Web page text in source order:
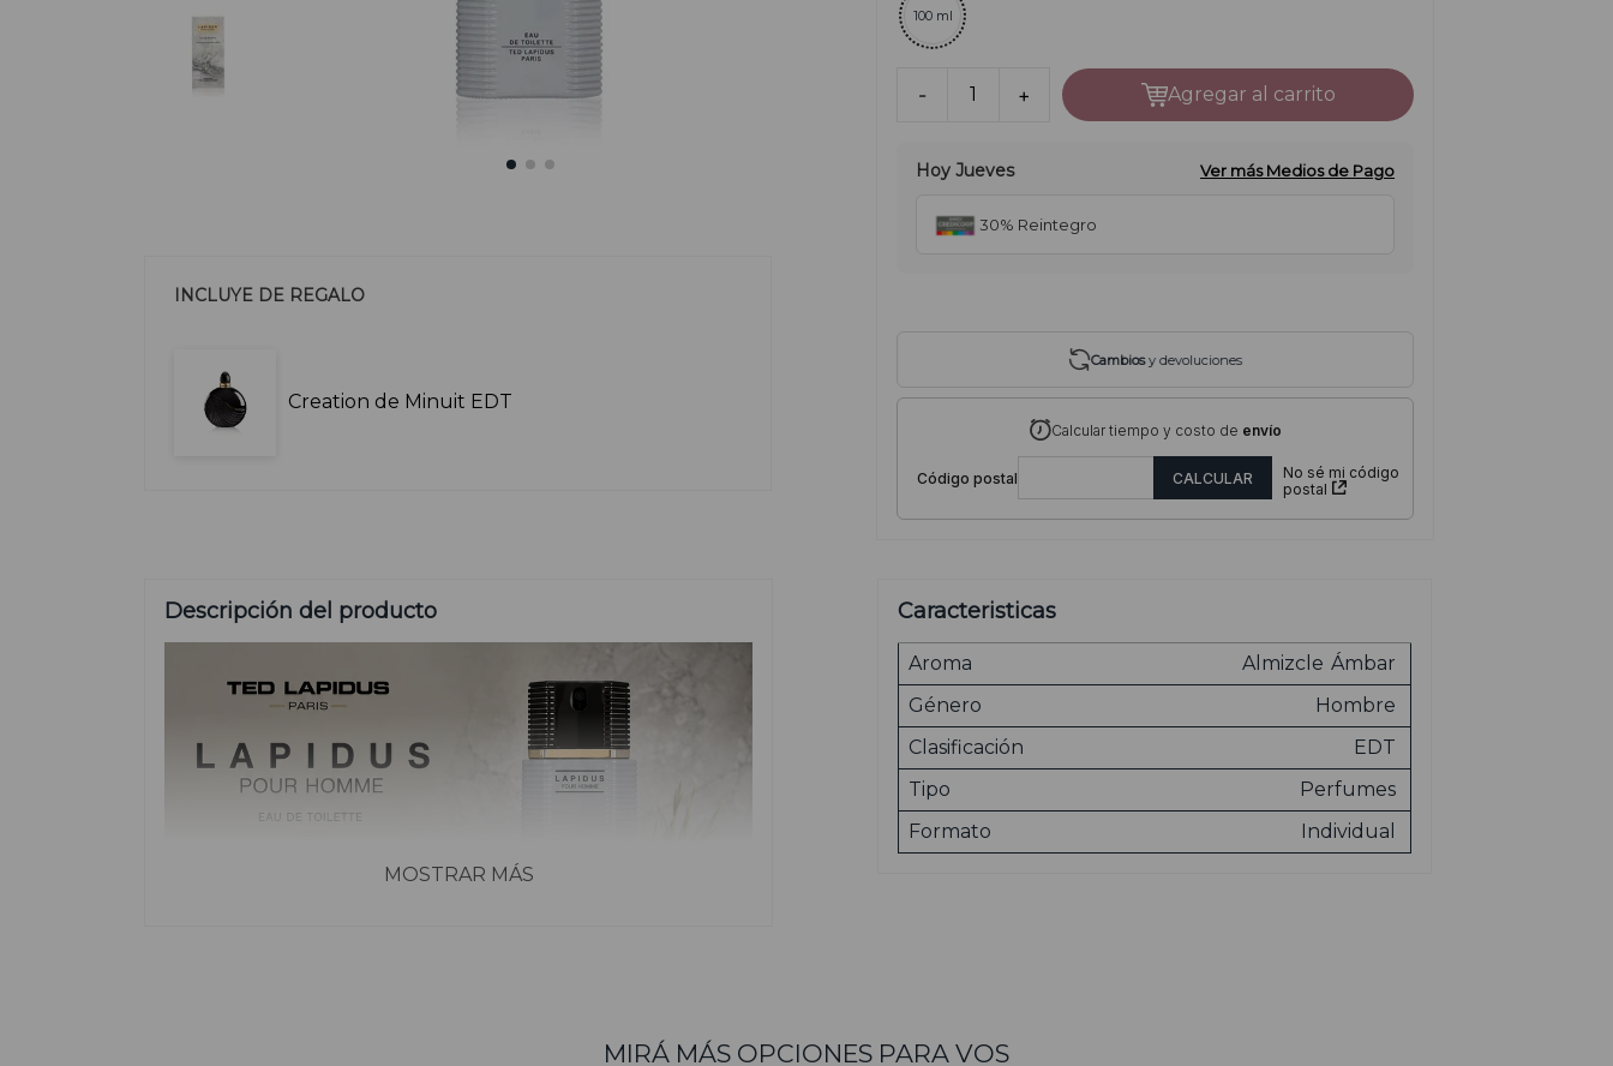
INCLUYE DE REGALO
Creation de Minuit EDT
100 ml
- 1 + agregar al carrito
HoyJueves Ver más Medios de Pago
30% Reintegro
Cambiosy devoluciones
Calcular tiempo y costo de envío
Código postal
No sé mi código
postal
Descripción del producto
MOSTRAR MÁS
Caracteristicas
Aroma Almizcle Ámbar
Género
Hombre
Clasificación
EDT
Tipo
Perfumes
Formato
Individual
MIRÁ MÁS OPCIONES PARA VOS